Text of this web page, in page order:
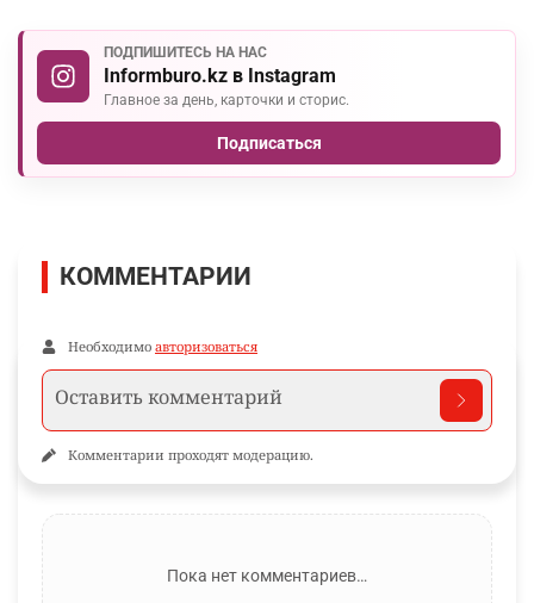
ПОДПИШИТЕСЬ НА НАС
Informburo.kz в Instagram
Главное за день, карточки и сторис.
Подписаться
КОММЕНТАРИИ
Необходимо авторизоваться
Комментарии проходят модерацию.
Пока нет комментариев…